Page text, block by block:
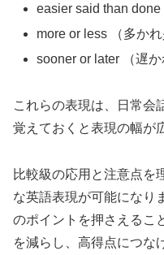
easier said than done
more or less （多か
sooner or later （遅か
これらの表現は、日常会
覚えておくと表現の幅が
比較級の応用と注意点を
な英語表現が可能になり
のポイントを押さえるこ
を減らし、高得点につな